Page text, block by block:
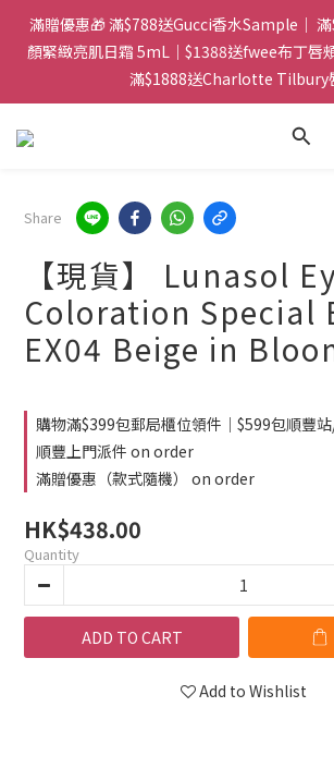
門市：旺角兆萬中心地庫B218 ｜ 所有訂單可
滿$399包郵局取件｜$599包順豐站/站智能櫃
件
滿贈優惠🎁 滿$788送Gucci香水Sample｜
顏緊緻亮肌日霜 5mL｜$1388送fwee布丁唇
滿$1888送Charlotte Tilbury
門市：旺角兆萬中心地庫B218 ｜ 所有訂單可
Share
【現貨】 Lunasol
Coloration Special
EX04 Beige in
購物滿$399包郵局櫃位領件｜$599包順豐
順豐上門派件 on order
滿贈優惠（款式隨機） on order
HK$438.00
Quantity
ADD TO CART
Add to Wishlist